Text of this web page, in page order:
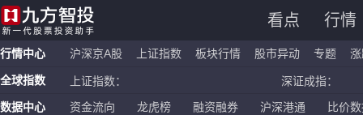
看点 行情
行情中心 沪深京A股 上证指数 板块行情 股市异动 专题
全球指数 上证指数： 深证成指：
恒生指数： 国企指数：
数据中心 资金流向 龙虎榜 融资融券 沪深港通 比价